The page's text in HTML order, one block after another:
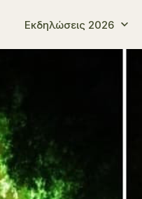
Εκδηλώσεις 2026